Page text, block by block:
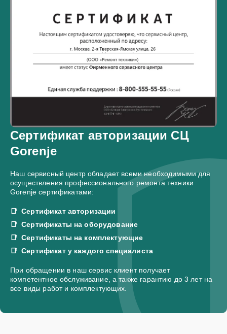
Сертификат авторизации СЦ
Gorenje
Наш сервисный центр обладает всеми необходимыми для
осуществления профессионального ремонта техники
Gorenje сертификатами:
Сертификат авторизации
Сертификаты на оборудование
Сертификаты на комплектующие
Сертификат у каждого специалиста
При обращении в наш сервис клиент получает
компетентное обслуживание, а также гарантию до 3 лет на
все виды работ и комплектующих.